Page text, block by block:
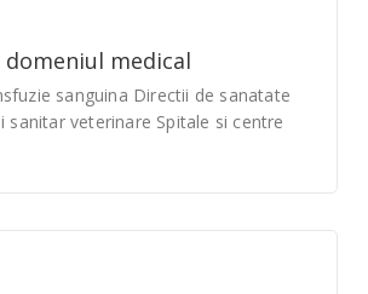
medical
sanguina Directii de sanatate
sanitar veterinare Spitale si centre